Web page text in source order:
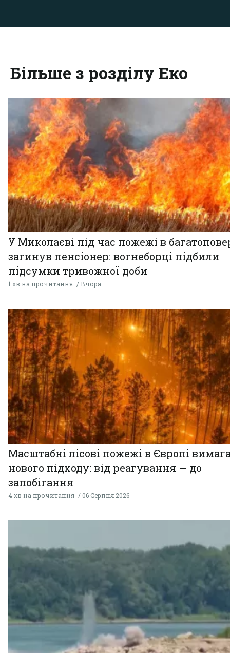
Більше з розділу Еко
У Миколаєві під час пожежі в
загинув пенсіонер: вогнеборці підбили
підсумки тривожної доби
1 хв на прочитання Вчора
Масштабні лісові пожежі в Європі
нового підходу: від реагування — до
запобігання
4 хв на прочитання 06 Серпня 2026